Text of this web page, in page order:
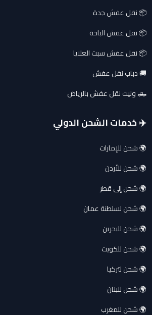
📦 نقل عفش جدة
📦 نقل عفش الباحة
📦 نقل عفش سبت العلايا
🚚 دباب نقل عفش
🛻 ونيت نقل عفش بالرياض
✈️ خدمات الشحن الدولي
🌍 شحن للإمارات
🌍 شحن للأردن
🌍 شحن إلى قطر
🌍 شحن لسلطنة عمان
🌍 شحن للبحرين
🌍 شحن للكويت
🌍 شحن لتركيا
🌍 شحن للبنان
🌍 شحن للمغرب